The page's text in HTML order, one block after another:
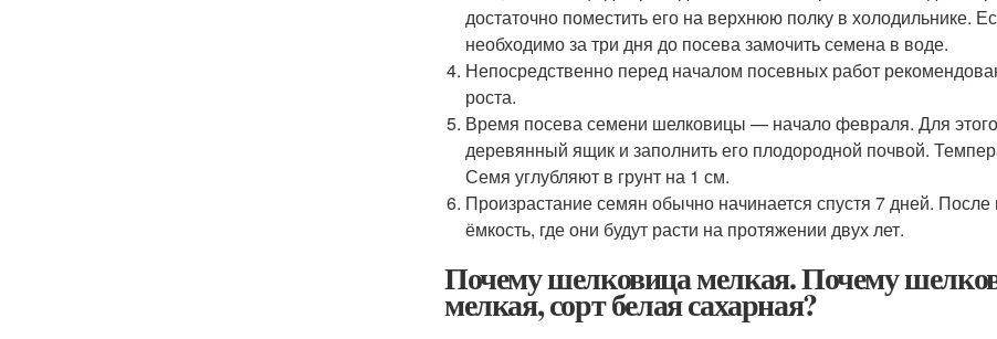
достаточно поместить его на верхнюю полку в холодильнике.
необходимо за три дня до посева замочить семена в воде.
Непосредственно перед началом посевных работ
роста.
Время посева семени шелковицы — начало февраля. Для
деревянный ящик и заполнить его плодородной почвой.
Семя углубляют в грунт на 1 см.
Произрастание семян обычно начинается спустя 7 дней.
ёмкость, где они будут расти на протяжении двух лет.
Почему шелковица мелкая. Почему
мелкая, сорт белая сахарная?